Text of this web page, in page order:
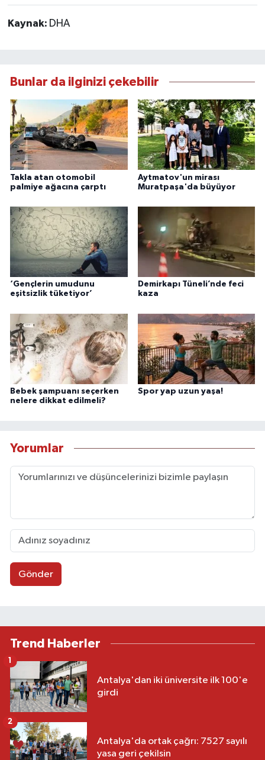
Kaynak: DHA
Bunlar da ilginizi çekebilir
Takla atan otomobil
palmiye ağacına çarptı
Aytmatov'un mirası
Muratpaşa'da büyüyor
‘Gençlerin umudunu
eşitsizlik tüketiyor’
Demirkapı Tüneli’nde feci
kaza
Bebek şampuanı seçerken
nelere dikkat edilmeli?
Spor yap uzun yaşa!
Yorumlar
Gönder
Trend Haberler
Antalya'dan iki üniversite ilk 100'e
girdi
Antalya'da ortak çağrı: 7527 sayılı
yasa geri çekilsin
2